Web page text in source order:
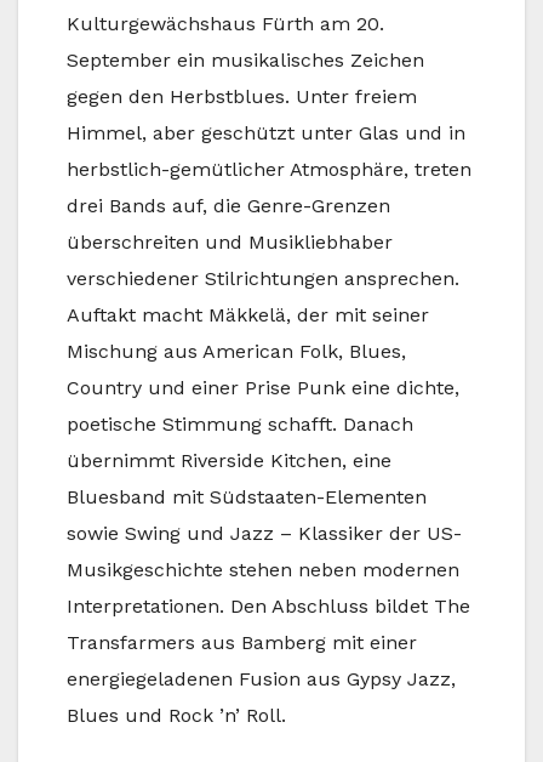
Kulturgewächshaus Fürth am 20.
September ein musikalisches Zeichen
gegen den Herbstblues. Unter freiem
Himmel, aber geschützt unter Glas und in
herbstlich-gemütlicher Atmosphäre, treten
drei Bands auf, die Genre-Grenzen
überschreiten und Musikliebhaber
verschiedener Stilrichtungen ansprechen.
Auftakt macht Mäkkelä, der mit seiner
Mischung aus American Folk, Blues,
Country und einer Prise Punk eine dichte,
poetische Stimmung schafft. Danach
übernimmt Riverside Kitchen, eine
Bluesband mit Südstaaten-Elementen
sowie Swing und Jazz – Klassiker der US-
Musikgeschichte stehen neben modernen
Interpretationen. Den Abschluss bildet The
Transfarmers aus Bamberg mit einer
energiegeladenen Fusion aus Gypsy Jazz,
Blues und Rock ’n’ Roll.